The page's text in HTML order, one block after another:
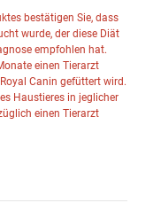
bestätigen Sie, dass
wurde, der diese Diät
empfohlen hat.
einen Tierarzt
Canin gefüttert wird.
Haustieres in jeglicher
einen Tierarzt